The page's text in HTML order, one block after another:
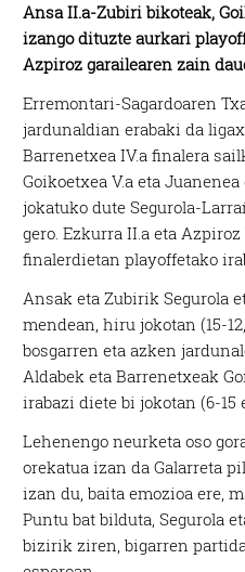
Ansa II.a-Zubiri bikoteak,
izango dituzte aurkari
Azpiroz garailearen zain
Erremontari-Sagardoaren
jardunaldian erabaki da
Barrenetxea IV.a finalera
Goikoetxea V.a eta
jokatuko dute Segurola-
gero. Ezkurra II.a eta
finalerdietan playoffetako
Ansak eta Zubirik Segurola
mendean, hiru jokotan (15-
bosgarren eta azken
Aldabek eta Barrenetxeak
irabazi diete bi jokotan (6-15
Lehenengo neurketa oso
orekatua izan da Galarreta
izan du, baita emozioa ere,
Puntu bat bilduta, Segurola
bizirik ziren, bigarren